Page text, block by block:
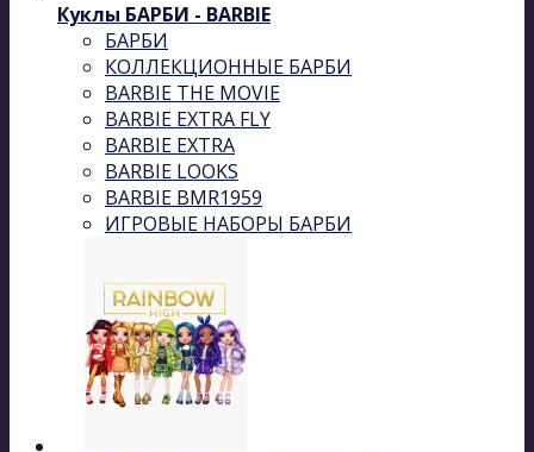
Куклы БАРБИ - BARBIE
БАРБИ
КОЛЛЕКЦИОННЫЕ БАРБИ
BARBIE THE MOVIE
BARBIE EXTRA FLY
BARBIE EXTRA
BARBIE LOOKS
BARBIE BMR1959
ИГРОВЫЕ НАБОРЫ БАРБИ